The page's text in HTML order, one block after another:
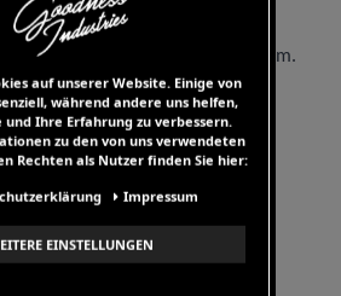
100% Pima-Baumwolle. Dank des
es den ganzen Tag super bequem.
auf unserer Website. Einige von
während andere uns helfen,
und Ihre Erfahrung zu verbessern.
zu den von uns verwendeten
Rechten als Nutzer finden Sie hier:
Impressum
EINSTELLUNGEN